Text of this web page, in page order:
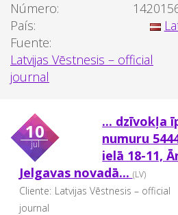
Número:
País:
Fuente:
Latvijas Vēstnesis – official
journal
10
jul
... dzīvokļa
numuru
ielā 18-11,
Jelgavas novadā... (LV)
Cliente: Latvijas Vēstnesis – official
journal